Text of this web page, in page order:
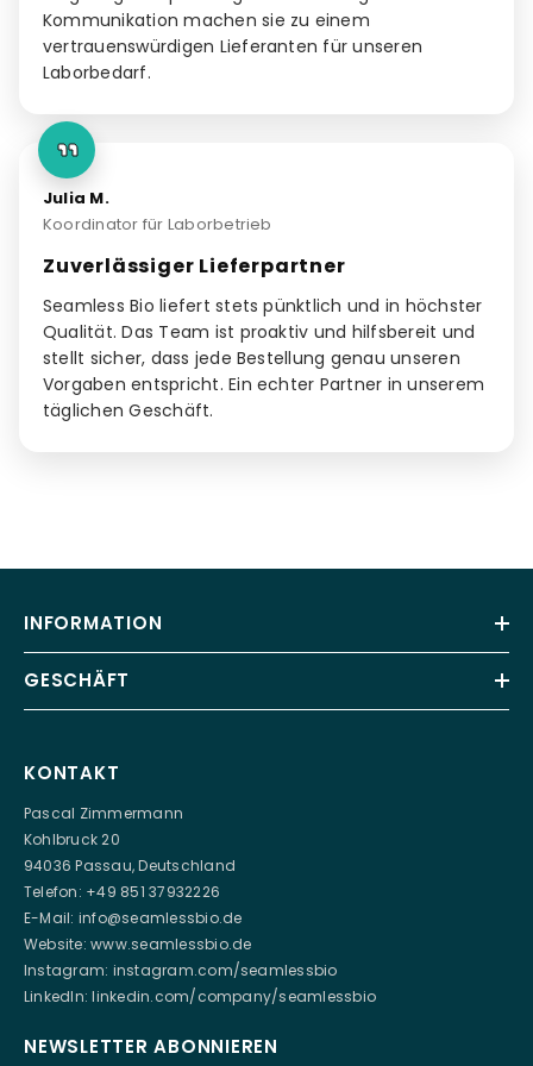
Kommunikation machen sie zu einem
vertrauenswürdigen Lieferanten für unseren
Laborbedarf.
Julia M.
Koordinator für Laborbetrieb
Zuverlässiger Lieferpartner
Seamless Bio liefert stets pünktlich und in höchster
Qualität. Das Team ist proaktiv und hilfsbereit und
stellt sicher, dass jede Bestellung genau unseren
Vorgaben entspricht. Ein echter Partner in unserem
täglichen Geschäft.
INFORMATION
GESCHÄFT
KONTAKT
Pascal Zimmermann
Kohlbruck 20
94036 Passau, Deutschland
Telefon: +49 851 37932226
E-Mail: info@seamlessbio.de
Website:www.seamlessbio.de
Instagram: instagram.com/seamlessbio
LinkedIn:linkedin.com/company/seamlessbio
NEWSLETTER ABONNIEREN